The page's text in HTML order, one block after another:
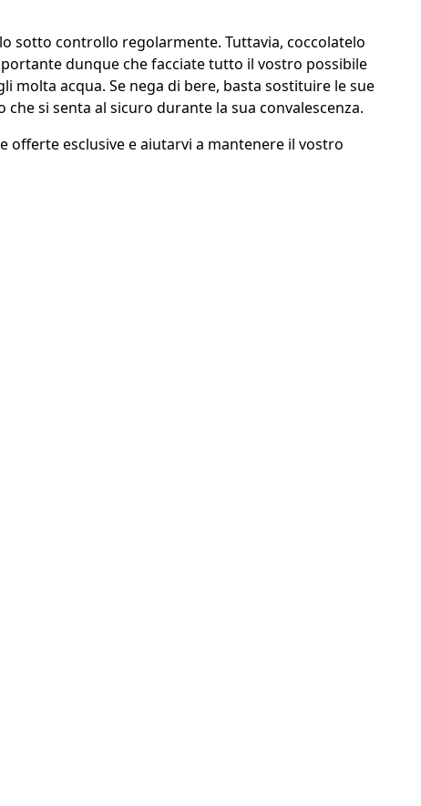
sotto controllo regolarmente. Tuttavia, coccolatelo
dunque che facciate tutto il vostro possibile
molta acqua. Se nega di bere, basta sostituire le sue
si senta al sicuro durante la sua convalescenza.
offerte esclusive e aiutarvi a mantenere il vostro